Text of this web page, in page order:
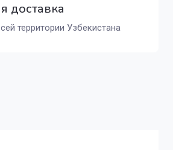
доставка
территории Узбекистана